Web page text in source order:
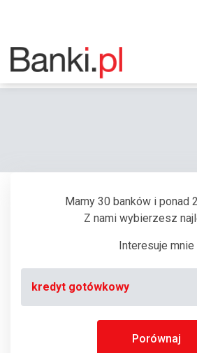
Strona główna
Bankomat Bank Polskiej
Mamy 30 banków i ponad
Z nami wybierzesz
Interesuje mnie
kredyt gotówkowy
Porównaj